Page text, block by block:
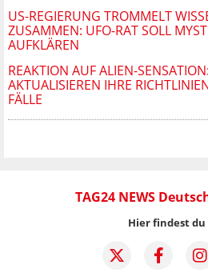
US-REGIERUNG TROMMELT
ZUSAMMEN: UFO-RAT SOLL
AUFKLÄREN
REAKTION AUF ALIEN-
AKTUALISIEREN IHRE
FÄLLE
TAG24 NEWS
Hier findest du